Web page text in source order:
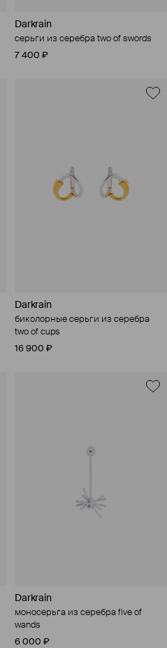
Darkrain
серьги из серебра two of swords
7 400 ₽
Darkrain
биколорные серьги из серебра
two of cups
16 900 ₽
Darkrain
моносерьга из серебра five of
wands
6 000 ₽